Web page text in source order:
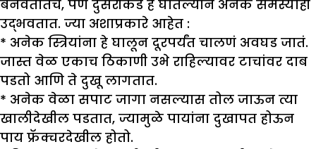
बनवतातच, पण दुसरीकडे हे घातल्याने अनेक समस्याही
उद्भवतात. ज्या अशाप्रकारे आहेत :
* अनेक स्त्रियांना हे घालून दूरपर्यंत चालणं अवघड जातं.
जास्त वेळ एकाच ठिकाणी उभे राहिल्यावर टाचांवर दाब
पडतो आणि ते दुखू लागतात.
* अनेक वेळा सपाट जागा नसल्यास तोल जाऊन त्या
खालीदेखील पडतात, ज्यामुळे पायांना दुखापत होऊन
पाय फ्रॅक्चरदेखील होतो.